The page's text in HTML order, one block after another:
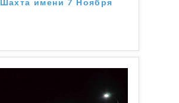
Шахта имени 7 Ноября